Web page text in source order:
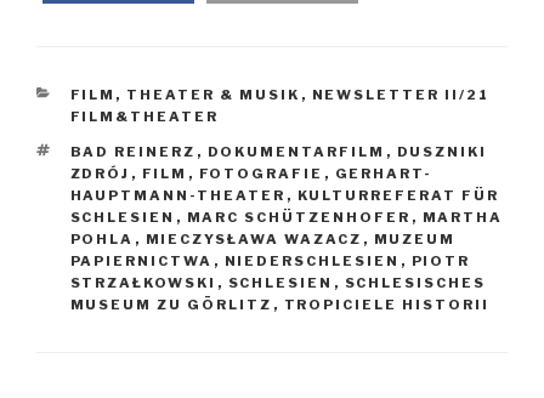
KATEGORIEN
FILM, THEATER & MUSIK , NEWSLETTER II/21
FILM&THEATER
SCHLAGWÖRTER
BAD REINERZ , DOKUMENTARFILM , DUSZNIKI
ZDRÓJ , FILM , FOTOGRAFIE , GERHART-
HAUPTMANN-THEATER , KULTURREFERAT FÜR
SCHLESIEN , MARC SCHÜTZENHOFER , MARTHA
POHLA , MIECZYSŁAWA WAZACZ , MUZEUM
PAPIERNICTWA , NIEDERSCHLESIEN , PIOTR
STRZAŁKOWSKI , SCHLESIEN , SCHLESISCHES
MUSEUM ZU GÖRLITZ , TROPICIELE HISTORII